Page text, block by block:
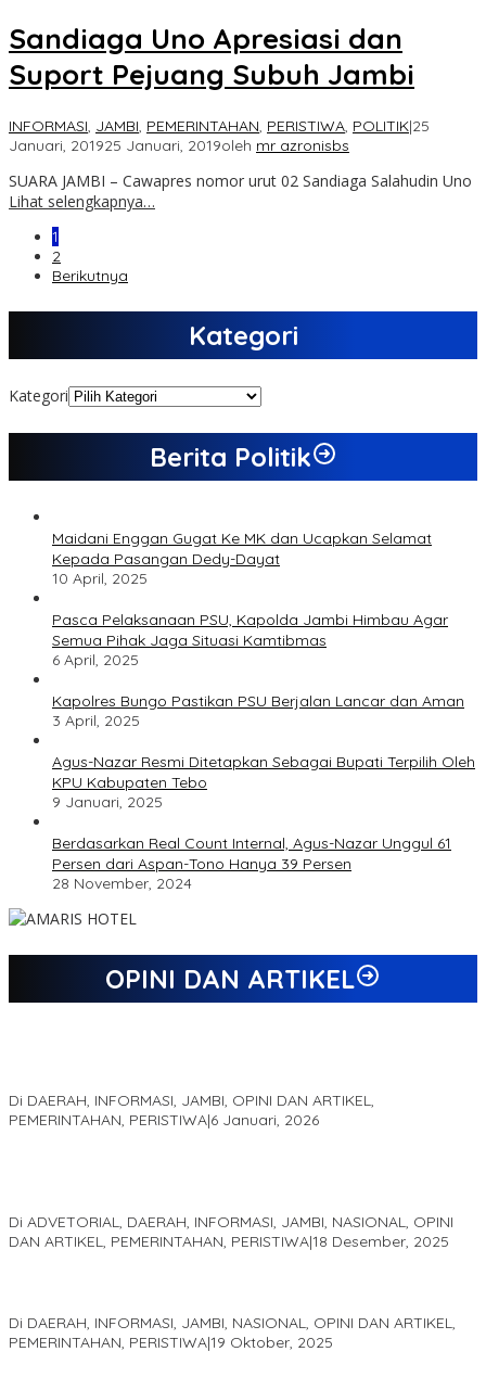
Sandiaga Uno Apresiasi dan
Suport Pejuang Subuh Jambi
INFORMASI, JAMBI, PEMERINTAHAN, PERISTIWA, POLITIK|25
Januari, 201925 Januari, 2019oleh mr azronisbs
SUARA JAMBI – Cawapres nomor urut 02 Sandiaga Salahudin Uno
Lihat selengkapnya…
1
2
Berikutnya
Kategori
Kategori
Berita Politik
Maidani Enggan Gugat Ke MK dan Ucapkan Selamat
Kepada Pasangan Dedy-Dayat
10 April, 2025
Pasca Pelaksanaan PSU, Kapolda Jambi Himbau Agar
Semua Pihak Jaga Situasi Kamtibmas
6 April, 2025
Kapolres Bungo Pastikan PSU Berjalan Lancar dan Aman
3 April, 2025
Agus-Nazar Resmi Ditetapkan Sebagai Bupati Terpilih Oleh
KPU Kabupaten Tebo
9 Januari, 2025
Berdasarkan Real Count Internal, Agus-Nazar Unggul 61
Persen dari Aspan-Tono Hanya 39 Persen
28 November, 2024
OPINI DAN ARTIKEL
Di DAERAH, INFORMASI, JAMBI, OPINI DAN ARTIKEL,
PEMERINTAHAN, PERISTIWA|6 Januari, 2026
Di ADVETORIAL, DAERAH, INFORMASI, JAMBI, NASIONAL, OPINI
DAN ARTIKEL, PEMERINTAHAN, PERISTIWA|18 Desember, 2025
Di DAERAH, INFORMASI, JAMBI, NASIONAL, OPINI DAN ARTIKEL,
PEMERINTAHAN, PERISTIWA|19 Oktober, 2025